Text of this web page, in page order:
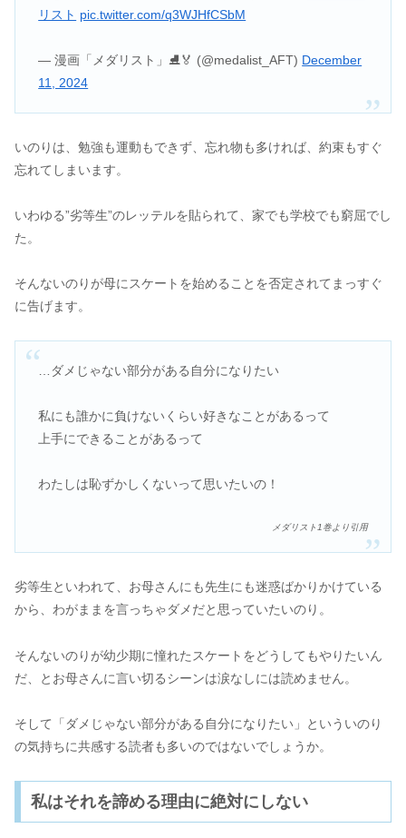
リスト pic.twitter.com/q3WJHfCSbM
— 漫画「メダリスト」⛸🏅 (@medalist_AFT) December
11, 2024
いのりは、勉強も運動もできず、忘れ物も多ければ、約束もすぐ
忘れてしまいます。
いわゆる”劣等生”のレッテルを貼られて、家でも学校でも窮屈でし
た。
そんないのりが母にスケートを始めることを否定されてまっすぐ
に告げます。
…ダメじゃない部分がある自分になりたい
私にも誰かに負けないくらい好きなことがあるって
上手にできることがあるって
わたしは恥ずかしくないって思いたいの！
メダリスト1巻より引用
劣等生といわれて、お母さんにも先生にも迷惑ばかりかけている
から、わがままを言っちゃダメだと思っていたいのり。
そんないのりが幼少期に憧れたスケートをどうしてもやりたいん
だ、とお母さんに言い切るシーンは涙なしには読めません。
そして「ダメじゃない部分がある自分になりたい」といういのり
の気持ちに共感する読者も多いのではないでしょうか。
私はそれを諦める理由に絶対にしない